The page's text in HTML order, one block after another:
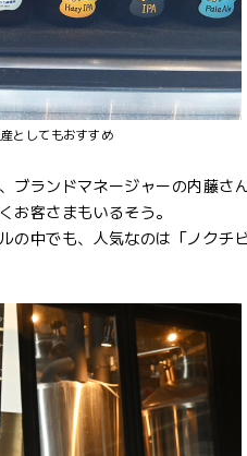
としてもおすすめ
ブランドマネージャーの内藤さん
お客さまもいるそう。
の中でも、人気なのは「ノクチ